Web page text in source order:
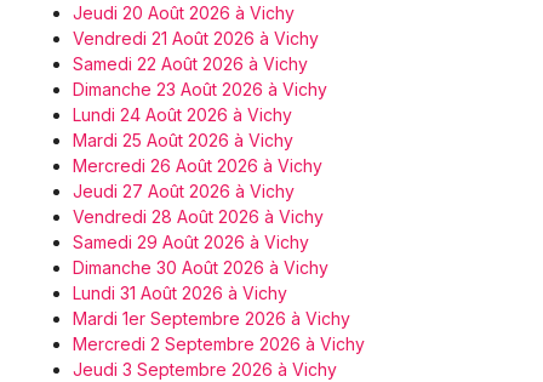
Jeudi 20 Août 2026 à Vichy
Vendredi 21 Août 2026 à Vichy
Samedi 22 Août 2026 à Vichy
Dimanche 23 Août 2026 à Vichy
Lundi 24 Août 2026 à Vichy
Mardi 25 Août 2026 à Vichy
Mercredi 26 Août 2026 à Vichy
Jeudi 27 Août 2026 à Vichy
Vendredi 28 Août 2026 à Vichy
Samedi 29 Août 2026 à Vichy
Dimanche 30 Août 2026 à Vichy
Lundi 31 Août 2026 à Vichy
Mardi 1er Septembre 2026 à Vichy
Mercredi 2 Septembre 2026 à Vichy
Jeudi 3 Septembre 2026 à Vichy